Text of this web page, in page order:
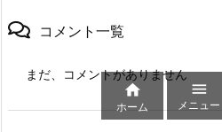
コメント一覧
まだ、コメントがありません

ホーム

メニュー